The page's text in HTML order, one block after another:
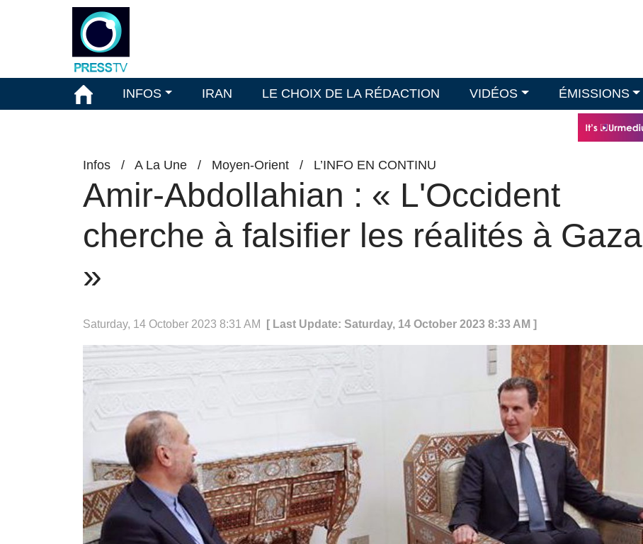
INFOS IRAN LE CHOIX DE LA RÉDACTION VIDÉOS ÉMISSIONS
Infos / A La Une / Moyen-Orient / L’INFO EN CONTINU
Amir-Abdollahian : « L'Occident
cherche à falsifier les réalités à Gaza
»
Saturday, 14 October 2023 8:31 AM [ Last Update: Saturday, 14 October 2023 8:33 AM ]